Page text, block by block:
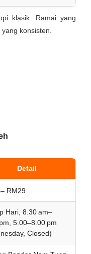
klasik. Ramai yang
konsisten.
Detail
RM29
Hari, 8.30 am–
5.00–8.00 pm
Closed)